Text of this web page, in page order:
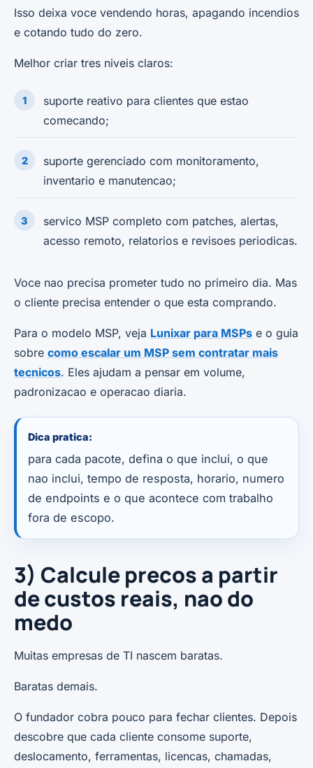
Isso deixa voce vendendo horas, apagando incendios
e cotando tudo do zero.
Melhor criar tres niveis claros:
suporte reativo para clientes que estao
comecando;
suporte gerenciado com monitoramento,
inventario e manutencao;
servico MSP completo com patches, alertas,
acesso remoto, relatorios e revisoes periodicas.
Voce nao precisa prometer tudo no primeiro dia. Mas
o cliente precisa entender o que esta comprando.
Para o modelo MSP, veja Lunixar para MSPs e o guia
sobre como escalar um MSP sem contratar mais
tecnicos. Eles ajudam a pensar em volume,
padronizacao e operacao diaria.
Dica pratica:
para cada pacote, defina o que inclui, o que
nao inclui, tempo de resposta, horario, numero
de endpoints e o que acontece com trabalho
fora de escopo.
3) Calcule precos a partir
de custos reais, nao do
medo
Muitas empresas de TI nascem baratas.
Baratas demais.
O fundador cobra pouco para fechar clientes. Depois
descobre que cada cliente consome suporte,
deslocamento, ferramentas, licencas, chamadas,